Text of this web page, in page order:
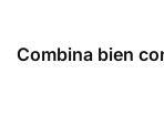
Combina bien